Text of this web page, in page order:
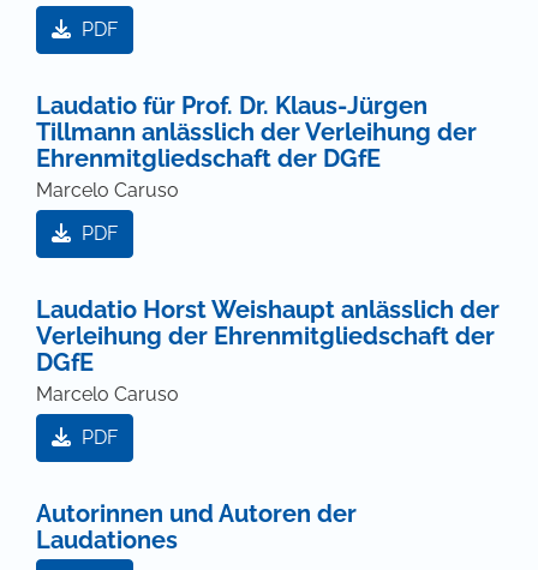
PDF
Laudatio für Prof. Dr. Klaus-Jürgen
Tillmann anlässlich der Verleihung der
Ehrenmitgliedschaft der DGfE
Marcelo Caruso
PDF
Laudatio Horst Weishaupt anlässlich der
Verleihung der Ehrenmitgliedschaft der
DGfE
Marcelo Caruso
PDF
Autorinnen und Autoren der
Laudationes